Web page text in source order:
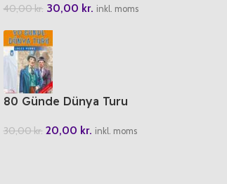
40,00kr. 30,00 kr. inkl. moms
80 Günde Dünya Turu
30,00kr. 20,00 kr. inkl. moms